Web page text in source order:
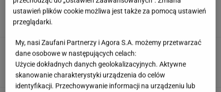
to w quizie geograficznym
Skandynawskie śniadania mistrzów. Te smaki
budzą lepiej niż kawa
MATERIAŁ PROMOCYJNY
ustawień plików cookie możliwa jest także za pomocą ustawień
przeglądarki.
My, nasi Zaufani Partnerzy i Agora S.A. możemy przetwarzać
dane osobowe w następujących celach:
Użycie dokładnych danych geolokalizacyjnych. Aktywne
skanowanie charakterystyki urządzenia do celów
identyfikacji. Przechowywanie informacji na urządzeniu lub